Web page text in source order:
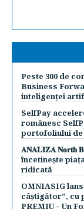
Peste 300 de
Business
inteligenței
SelfPay
românesc
portofoliului de
𝐀𝐍𝐀𝐋𝐈𝐙𝐀 𝐍𝐨𝐫𝐭𝐡
încetinește
ridicată
OMNIASIG
câștigător”, cu
PREMIU – Un